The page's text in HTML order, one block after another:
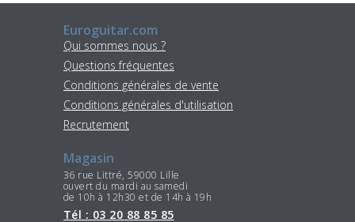
Euroguitar.com
Qui sommes nous ?
Questions fréquentes
Conditions générales de vente
Conditions générales d'utilisation
Recrutement
Magasin
36 rue Littré, 59000 Lille
ouvert du mardi au samedi
de 10h à 12h30 et de 14h à 19h
Tél : 03 20 88 85 85